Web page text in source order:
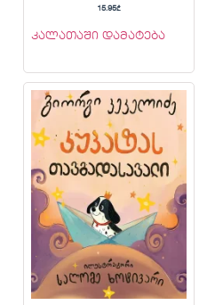
15.95₾
კალათაში დამატება